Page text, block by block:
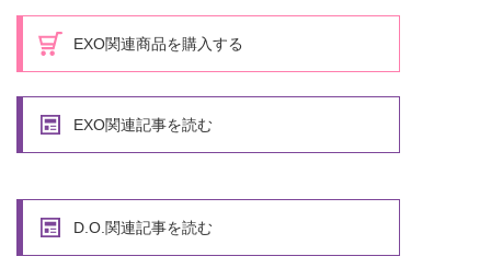
EXO関連商品を購入する
EXO関連記事を読む
D.O.関連記事を読む